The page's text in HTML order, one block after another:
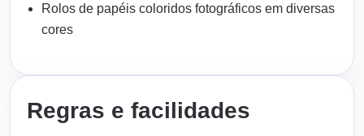
Rolos de papéis coloridos fotográficos em diversas
cores
Regras e facilidades